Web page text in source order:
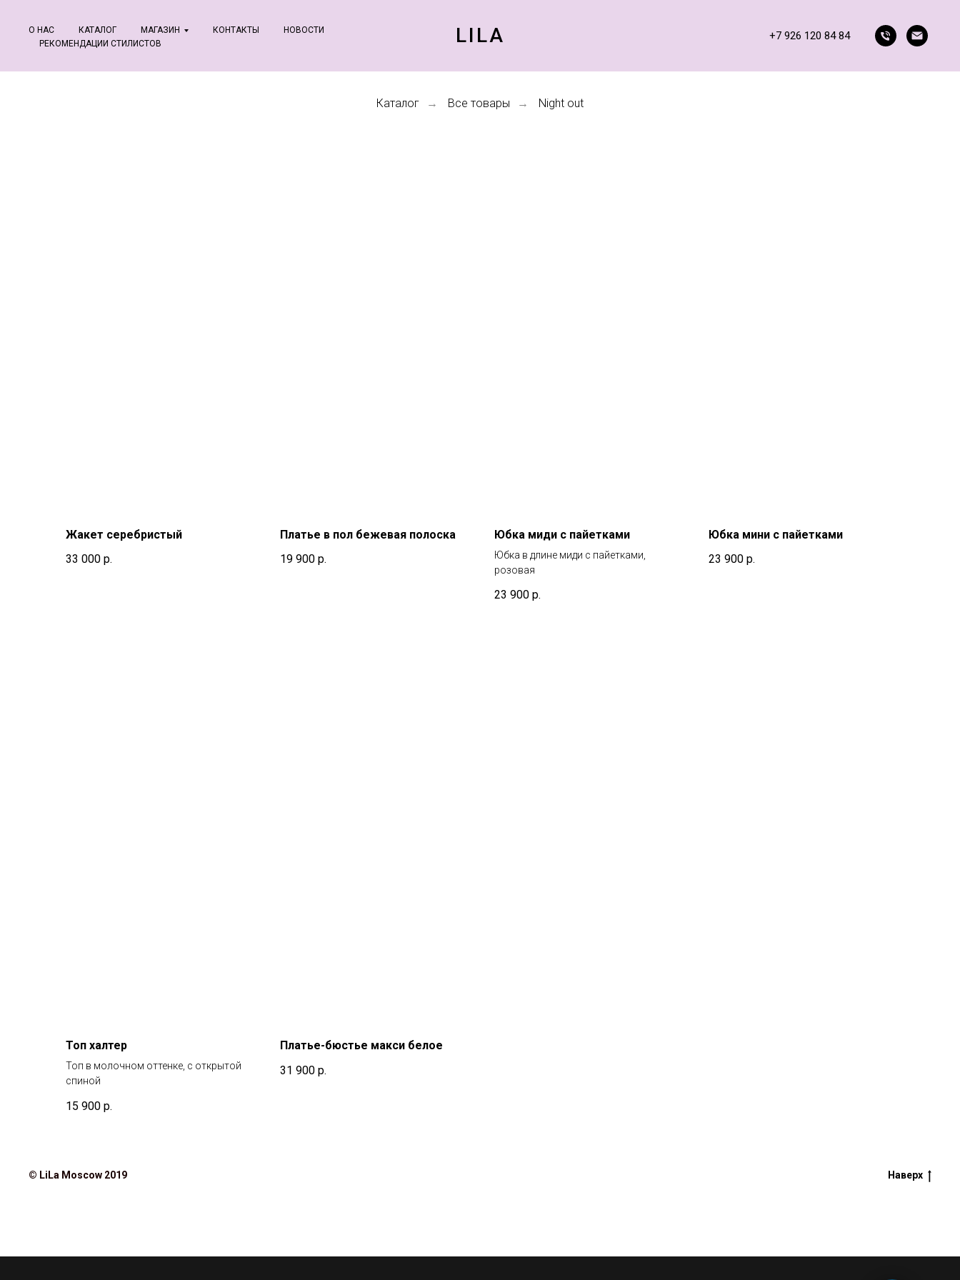
LILA
О НАС КАТАЛОГ МАГАЗИН КОНТАКТЫ
НОВОСТИ
РЕКОМЕНДАЦИИ СТИЛИСТОВ
+7 926 120 84 84
Каталог → Все товары → Night out
Жакет серебристый
33 000 р.
Платье в пол бежевая полоска
19 900 р.
Юбка миди с пайетками
Юбка в длине миди с пайетками,
розовая
23 900 р.
Юбка мини с пайетками
23 900 р.
Топ халтер
Топ в молочном оттенке, с открытой
спиной
15 900 р.
Платье-бюстье макси белое
31 900 р.
© LiLa Moscow 2019 Наверх